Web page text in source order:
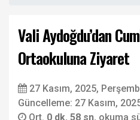
Vali Aydoğdu’dan
Ortaokuluna Ziyaret
27 Kasım, 2025,
Güncelleme: 27 Kasım,
Ort. 0 dk. 58 sn. okuma